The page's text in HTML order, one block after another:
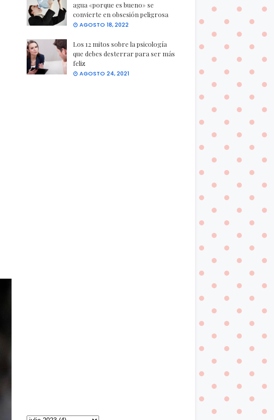
agua «porque es bueno» se
convierte en obsesión peligrosa
AGOSTO 18, 2022
Los 12 mitos sobre la psicología
que debes desterrar para ser más
feliz
AGOSTO 24, 2021